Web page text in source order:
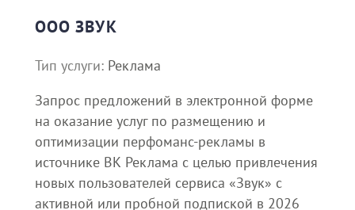
ООО ЗВУК
Тип услуги: Реклама
Запрос предложений в электронной форме
на оказание услуг по размещению и
оптимизации перфоманс-рекламы в
источнике ВК Реклама с целью привлечения
новых пользователей сервиса «Звук» с
активной или пробной подпиской в 2026